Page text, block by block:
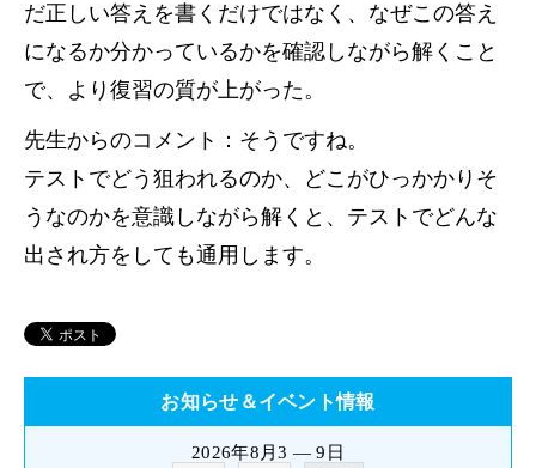
だ正しい答えを書くだけではなく、なぜこの答え
になるか分かっているかを確認しながら解くこと
で、より復習の質が上がった。
先生からのコメント：そうですね。
テストでどう狙われるのか、どこがひっかかりそ
うなのかを意識しながら解くと、テストでどんな
出され方をしても通用します。
お知らせ＆イベント情報
2026年8月3 — 9日